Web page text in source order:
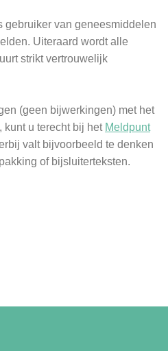
gebruiker van geneesmiddelen
Uiteraard wordt alle
strikt vertrouwelijk
(geen bijwerkingen) met het
u terecht bij het Meldpunt
valt bijvoorbeeld te denken
of bijsluiterteksten.